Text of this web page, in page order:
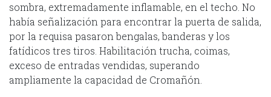
sombra, extremadamente inflamable, en el techo. No
había señalización para encontrar la puerta de salida,
por la requisa pasaron bengalas, banderas y los
fatídicos tres tiros. Habilitación trucha, coimas,
exceso de entradas vendidas, superando
ampliamente la capacidad de Cromañón.